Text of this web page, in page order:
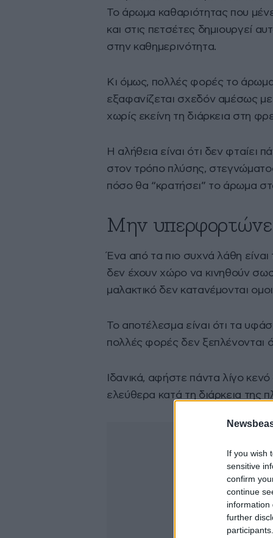
If you wish
sensitive
confirm
continue
information
further
Το άρωμα καθαριότητας που
και στις πετσέτες δημιουργεί
στην καθημερινότητα.
Κι όμως, πολλές φορές το
εξαφανίζεται σχεδόν αμέσως
χωρίς εκείνη τη διάρκεια στη
Η αλήθεια είναι ότι δεν φταίει
στον τρόπο πλύσης,
πόσο θα “κρατήσει” το άρωμα
Μην
Ένα από τα πιο συχνά λάθη
δεν έχουν χώρο να κινηθούν
μαλακτικό δεν κατανέμονται
Το αποτέλεσμα είναι ότι τα
πολλές φορές δεν ξεπλένονται
Ιδανικά, αφήστε πάντα λίγο
ελεύθερα κατά τη διάρκεια της